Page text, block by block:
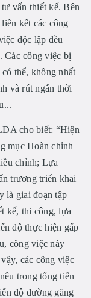
vấn thiết kế. Bên
kết các công
độc lập đều
Các công việc bị
thể, không nhất
và rút ngắn thời
cho biết: “Hiện
mục Hoàn chỉnh
chỉnh; Lựa
trương triển khai
là giai đoạn tập
kế, thi công, lựa
độ thực hiện gấp
công việc này
các công việc
trong tổng tiến
độ đường găng